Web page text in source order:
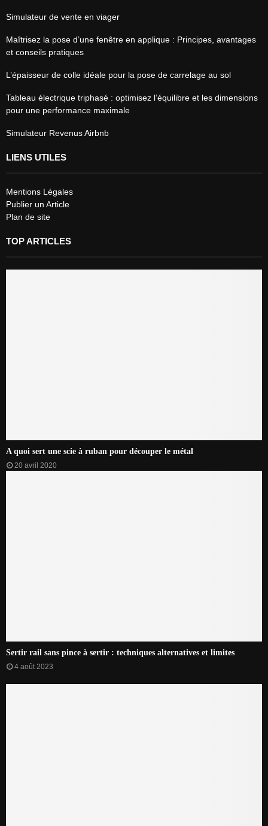
Simulateur de vente en viager
Maîtrisez la pose d’une fenêtre en applique : Principes, avantages
et conseils pratiques
L’épaisseur de colle idéale pour la pose de carrelage au sol
Tableau électrique triphasé : optimisez l’équilibre et les dimensions
pour une performance maximale
Simulateur Revenus Airbnb
LIENS UTILES
Mentions Légales
Publier un Article
Plan de site
TOP ARTICLES
A quoi sert une scie à ruban pour découper le métal
20 avril 2020
Sertir rail sans pince à sertir : techniques alternatives et limites
4 août 2023